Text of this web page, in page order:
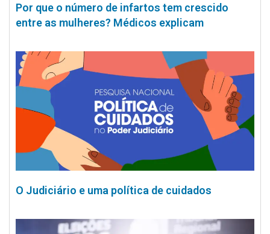
Por que o número de infartos tem crescido
entre as mulheres? Médicos explicam
O Judiciário e uma política de cuidados